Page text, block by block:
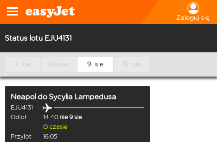
Zaloguj się
Status lotu EJU4131
7. sie Dzisiaj 9. sie 10. sie
Neapol doSycylia Lampedusa
EJU4131
Odlot
14:40 nie 9 sie
O czasie
Przylot
16:05